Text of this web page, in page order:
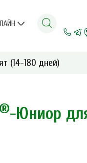
(14-180 дней)
-Юниор